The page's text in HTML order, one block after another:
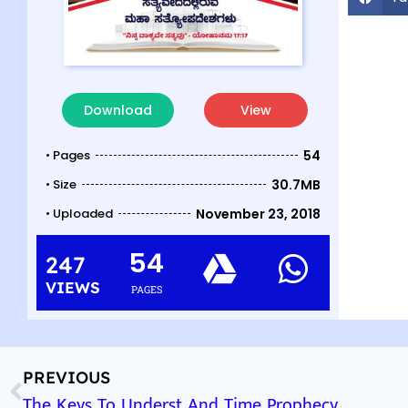
Download View
• Pages 54
• Size 30.7MB
• Uploaded November 23, 2018
247
VIEWS PAGES
54
PREVIOUS